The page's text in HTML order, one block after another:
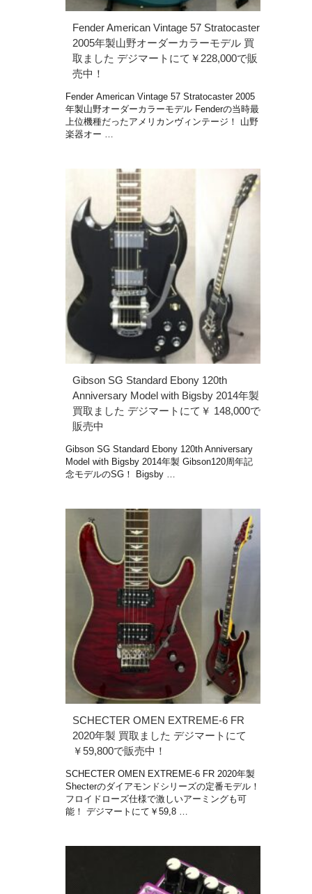
Fender American Vintage 57 Stratocaster
2005年製山野オーダーカラーモデル 買
取ました デジマートにて￥228,000で販
売中！
Fender American Vintage 57 Stratocaster 2005
年製山野オーダーカラーモデル Fenderの当時最
上位機種だったアメリカンヴィンテージ！ 山野
楽器オー …
Gibson SG Standard Ebony 120th
Anniversary Model with Bigsby 2014年製
買取ました デジマートにて￥ 148,000で
販売中
Gibson SG Standard Ebony 120th Anniversary
Model with Bigsby 2014年製 Gibson120周年記
念モデルのSG！ Bigsby …
SCHECTER OMEN EXTREME-6 FR
2020年製 買取ました デジマートにて
￥59,800で販売中！
SCHECTER OMEN EXTREME-6 FR 2020年製
Shecterのダイアモンドシリーズの定番モデル！
フロイドローズ仕様で激しいアーミングも可
能！ デジマートにて￥59,8 …